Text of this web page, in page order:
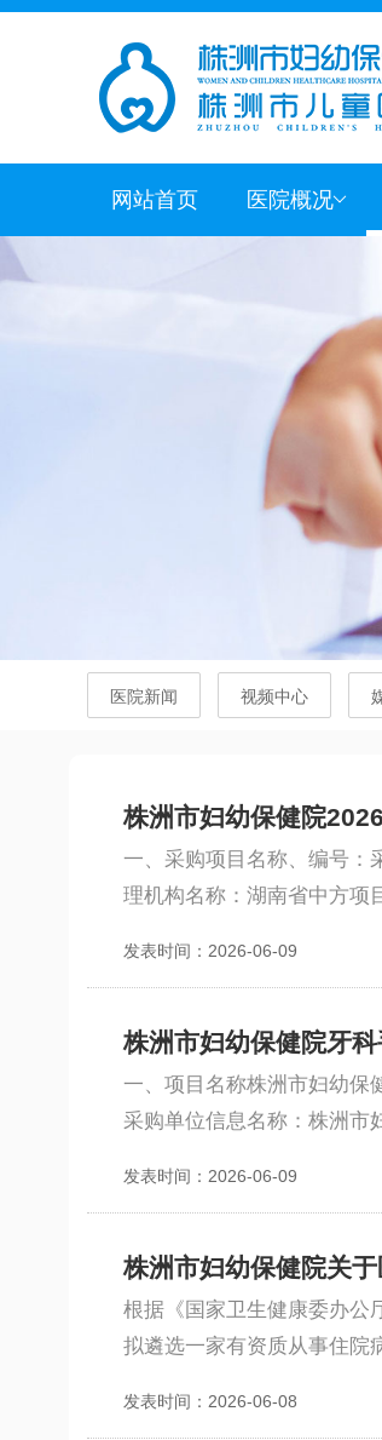
网站首页 医院概况
医院新闻 视频中心
株洲市妇幼保健院
一、采购项目名称、编号：
理机构名称：湖南省中方项
发表时间：2026-06-09
株洲市妇幼保健院牙
一、项目名称株洲市妇幼保
采购单位信息名称：株洲市
发表时间：2026-06-09
株洲市妇幼保健院关
根据《国家卫生健康委办公
拟遴选一家有资质从事住院
发表时间：2026-06-08